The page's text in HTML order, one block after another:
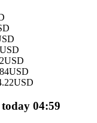
USD
USD
USD
USD
قيم إلى PRL من today 04:59